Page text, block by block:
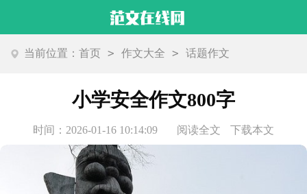
当前位置：首页 > 作文大全 > 话题作文
小学安全作文800字
时间：2026-01-16 10:14:09 阅读全文 下载本文